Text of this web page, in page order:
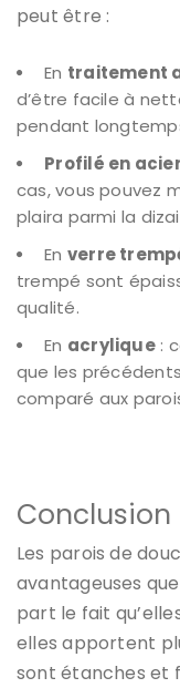
peut être :
En traitement
d’être facile à
pendant
Profilé en
cas, vous pouvez
plaira parmi la
En verre
trempé sont
qualité.
En acrylique:
que les
comparé aux
Conclusion
Les parois de
avantageuses
part le fait
elles apportent
sont étanches et